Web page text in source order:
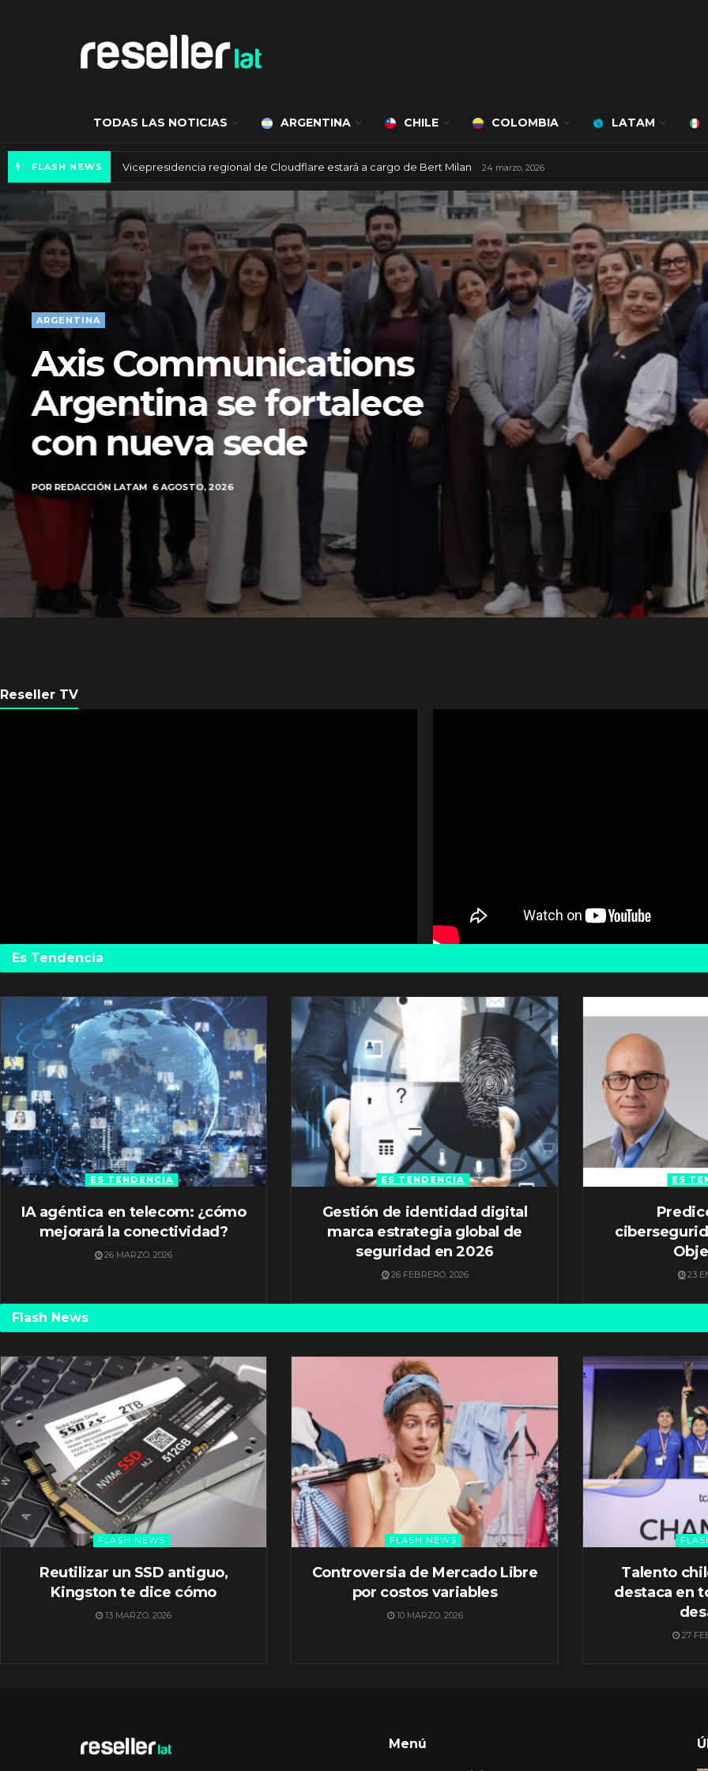
TODAS LAS NOTICIAS ARGENTINA CHILE COLOMBIA LATAM
FLASH NEWS Axis Communications y Guatemala crean una ciudad inteligente 3 agosto, 2026
ARGENTINA
Axis Communications
Argentina se fortalece
con nueva sede
POR REDACCIÓN LATAM 6 AGOSTO, 2026
Reseller TV
Es Tendencia
ES TENDENCIA
IA agéntica en telecom: ¿cómo
mejorará la conectividad?
26 MARZO, 2026
ES TENDENCIA
Gestión de identidad digital
marca estrategia global de
seguridad en 2026
26 FEBRERO, 2026
ES
23
Flash News
FLASH NEWS
Reutilizar un SSD antiguo,
Kingston te dice cómo
13 MARZO, 2026
FLASH NEWS
Controversia de Mercado Libre
por costos variables
10 MARZO, 2026
Talento
destaca en
27
Menú